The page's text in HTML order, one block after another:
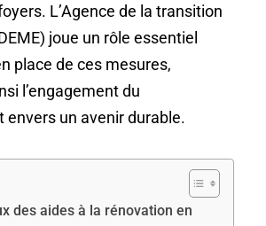
L’Agence de la transition
joue un rôle essentiel
place de ces mesures,
l’engagement du
envers un avenir durable.
des aides à la rénovation en